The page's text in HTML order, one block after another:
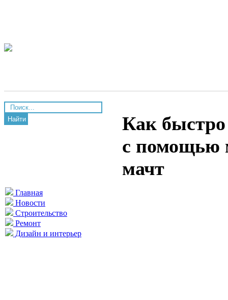
Найти
Главная
Новости
Строительство
Ремонт
Дизайн и интерьер
Как быстро
с помощью
мачт